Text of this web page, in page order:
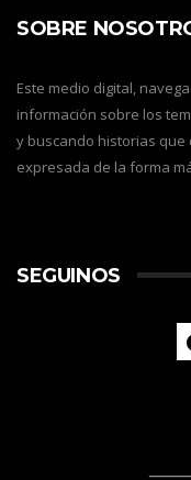
SOBRE
Este medio digital,
información sobre los
y buscando historias que
expresada de la forma
SEGUINOS